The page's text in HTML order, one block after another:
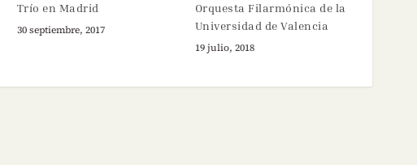
Trío en Madrid
30 septiembre, 2017
Orquesta Filarmónica de la
Universidad de Valencia
19 julio, 2018